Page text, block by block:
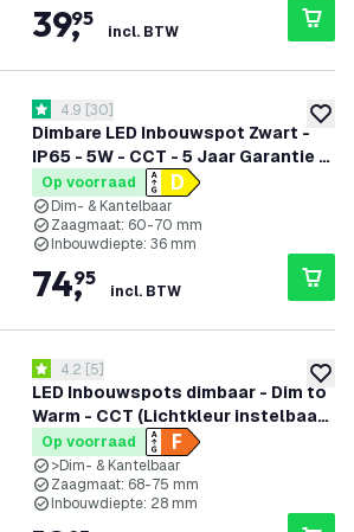
39,
95
incl. BTW
Dimbare LED Inbouwspot Zwart -
IP65 - 5W - CCT - 5 Jaar Garantie -
Geschikt voor de Badkamer
reviews drawer openen
4.9 score sterren
4.9 [30]
Op voorraad
Dim- & Kantelbaar
Zaagmaat: 60-70 mm
Inbouwdiepte: 36 mm
74,
95
incl. BTW
LED Inbouwspots dimbaar - Dim to
Warm - CCT (Lichtkleur instelbaar)
- 5W/7W - IP65 - Wit - Kantelbaar -
Aluminium - 5 jaar garantie
reviews drawer openen
4.2 score sterren
4.2 [5]
Op voorraad
>Dim- & Kantelbaar
Zaagmaat: 68-75 mm
Inbouwdiepte: 28 mm